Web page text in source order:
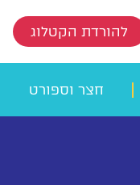
להורדת הקטלוג
חצר וספורט